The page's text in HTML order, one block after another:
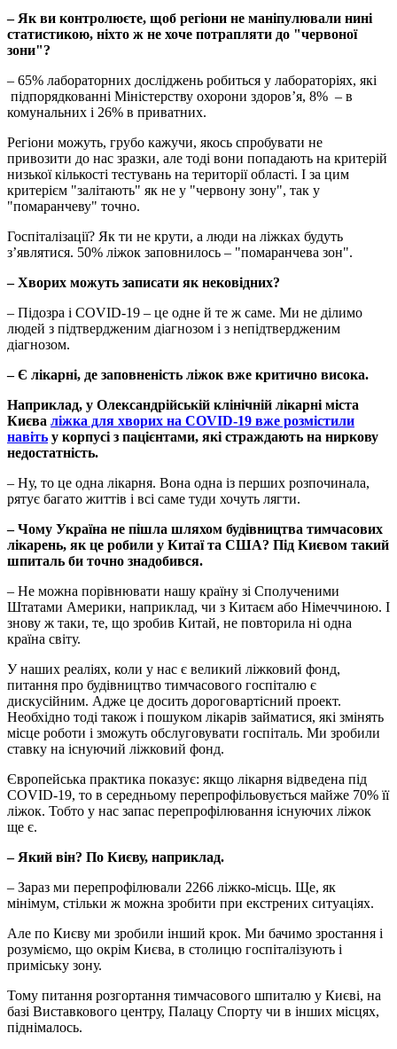
– Як ви контролюєте, щоб регіони не маніпулювали нині
статистикою, ніхто ж не хоче потрапляти до "червоної
зони"?
– 65% лабораторних досліджень робиться у лабораторіях, які
підпорядкованні Міністерству охорони здоров’я, 8% – в
комунальних і 26% в приватних.
Регіони можуть, грубо кажучи, якось спробувати не
привозити до нас зразки, але тоді вони попадають на критерій
низької кількості тестувань на території області. І за цим
критерієм "залітають" як не у "червону зону", так у
"помаранчеву" точно.
Госпіталізації? Як ти не крути, а люди на ліжках будуть
з’являтися. 50% ліжок заповнилось – "помаранчева зон".
– Хворих можуть записати як нековідних?
– Підозра і COVID-19 – це одне й те ж саме. Ми не ділимо
людей з підтвердженим діагнозом і з непідтвердженим
діагнозом.
– Є лікарні, де заповненість ліжок вже критично висока.
Наприклад, у Олександрійській клінічній лікарні міста
Києва ліжка для хворих на COVID-19 вже розмістили
навіть у корпусі з пацієнтами, які страждають на ниркову
недостатність.
– Ну, то це одна лікарня. Вона одна із перших розпочинала,
рятує багато життів і всі саме туди хочуть лягти.
– Чому Україна не пішла шляхом будівництва тимчасових
лікарень, як це робили у Китаї та США? Під Києвом такий
шпиталь би точно знадобився.
– Не можна порівнювати нашу країну зі Сполученими
Штатами Америки, наприклад, чи з Китаєм або Німеччиною. І
знову ж таки, те, що зробив Китай, не повторила ні одна
країна світу.
У наших реаліях, коли у нас є великий ліжковий фонд,
питання про будівництво тимчасового госпіталю є
дискусійним. Адже це досить дороговартісний проект.
Необхідно тоді також і пошуком лікарів займатися, які змінять
місце роботи і зможуть обслуговувати госпіталь. Ми зробили
ставку на існуючий ліжковий фонд.
Європейська практика показує: якщо лікарня відведена під
COVID-19, то в середньому перепрофільовується майже 70% її
ліжок. Тобто у нас запас перепрофілювання існуючих ліжок
ще є.
– Який він? По Києву, наприклад.
– Зараз ми перепрофілювали 2266 ліжко-місць. Ще, як
мінімум, стільки ж можна зробити при екстрених ситуаціях.
Але по Києву ми зробили інший крок. Ми бачимо зростання і
розуміємо, що окрім Києва, в столицю госпіталізують і
приміську зону.
Тому питання розгортання тимчасового шпиталю у Києві, на
базі Виставкового центру, Палацу Спорту чи в інших місцях,
піднімалось.